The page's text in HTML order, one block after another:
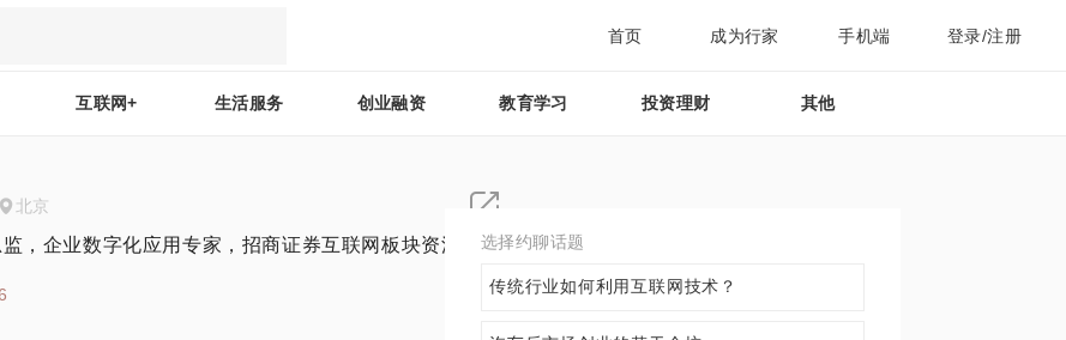
首页 成为行家 手机端 登录/注册
互联网+ 生活服务 创业融资 教育学习 投资理财 其他
北京
，企业数字化应用专家，招商证券互联网板块资深顾问选择约聊话题
传统行业如何利用互联网技术？